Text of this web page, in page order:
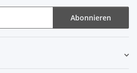
Abonnieren